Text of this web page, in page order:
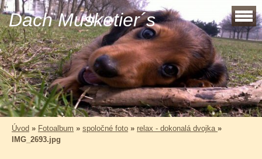
Dach Musketier´s
Úvod » Fotoalbum » spoločné foto » relax - dokonalá dvojka »
IMG_2693.jpg